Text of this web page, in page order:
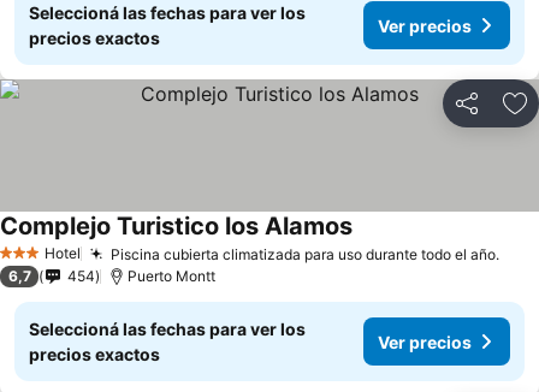
Seleccioná las fechas para ver los
precios exactos
Ver precios
Compartir
3 Estrellas
Hotel Piscina cubierta climatizada para uso durante todo el año.Ver
Complejo Turistico los AlamosVer precios
6,7 454 Puerto Montt
Seleccioná las fechas para ver los
precios exactos
Ver precios